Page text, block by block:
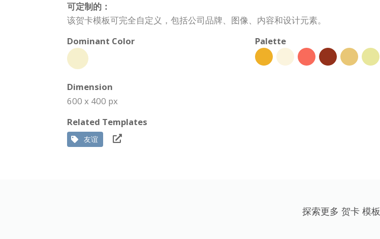
可定制的：
该贺卡模板可完全自定义，包括公司品牌、图像、内容和设计元素。
Dominant Color
Palette
Dimension
600 x 400 px
Related Templates
友谊
探索更多 贺卡 模板